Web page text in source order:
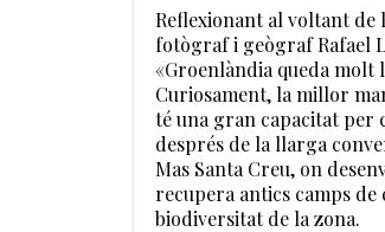
Reflexionant al voltant de
fotògraf i geògraf Rafael
«Groenlàndia queda molt
Curiosament, la millor
té una gran capacitat per
després de la llarga
Mas Santa Creu, on
recupera antics camps
biodiversitat de la zona.